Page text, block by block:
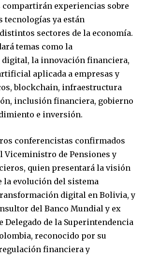
experiencias sobre
tecnologías ya están
sectores de la economía.
temas como la
la innovación financiera,
aplicada a empresas y
blockchain, infraestructura
inclusión financiera, gobierno
e inversión.
conferencistas confirmados
Viceministro de Pensiones y
quien presentará la visión
la evolución del sistema
digital en Bolivia, y
del Banco Mundial y ex
Delegado de la Superintendencia
reconocido por su
financiera y